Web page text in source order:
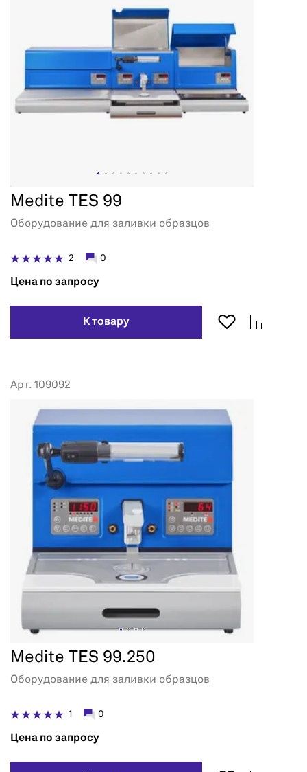
Medite TES 99
Оборудование для заливки образцов
2 0
Цена по запросу
К товару
Арт. 109092
Medite TES 99.250
Оборудование для заливки образцов
1 0
Цена по запросу